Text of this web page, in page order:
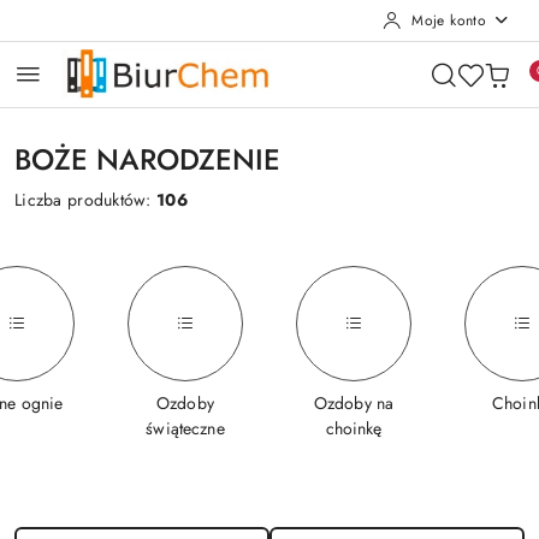
Moje konto
BOŻE NARODZENIE
Liczba produktów: 106
ognie
Ozdoby
świąteczne
Ozdoby na
choinkę